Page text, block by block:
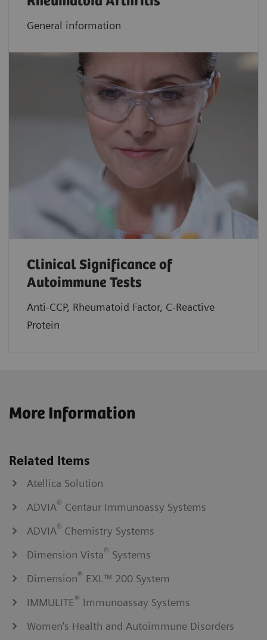
General information
Clinical Significance of
Autoimmune Tests
Anti-CCP, Rheumatoid Factor, C-Reactive
Protein
More Information
Related Items
Atellica Solution
ADVIA® Centaur Immunoassy Systems
ADVIA® Chemistry Systems
Dimension Vista® Systems
Dimension® EXL™ 200 System
IMMULITE® Immunoassay Systems
Women's Health and Autoimmune Disorders